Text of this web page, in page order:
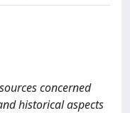
concerned
historical aspects